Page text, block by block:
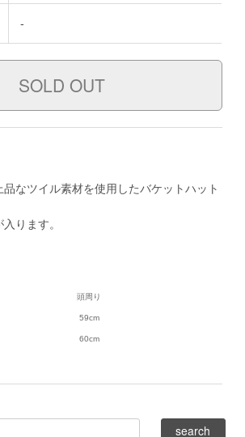
-
なツイル素材を使用したバケットハット
ります。
頭周り
59cm
60cm